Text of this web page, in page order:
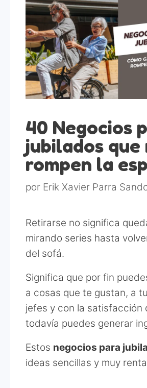
40 Negocios
jubilados que
rompen la
por Erik Xavier Parra
Retirarse no significa
mirando series hasta
del sofá.
Significa que por fin
a cosas que te gustan, a
jefes y con la satisfacción
todavía puedes generar
Estos negocios para
ideas sencillas y muy